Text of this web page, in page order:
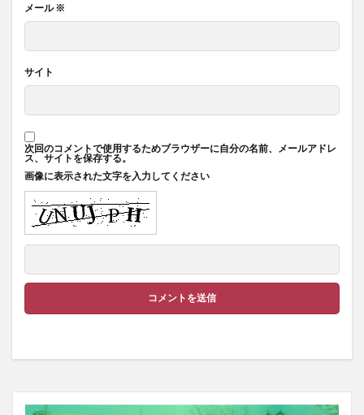
メール※
サイト
次回のコメントで使用するためブラウザーに自分の名前、メールアドレ
ス、サイトを保存する。
画像に表示された文字を入力してください